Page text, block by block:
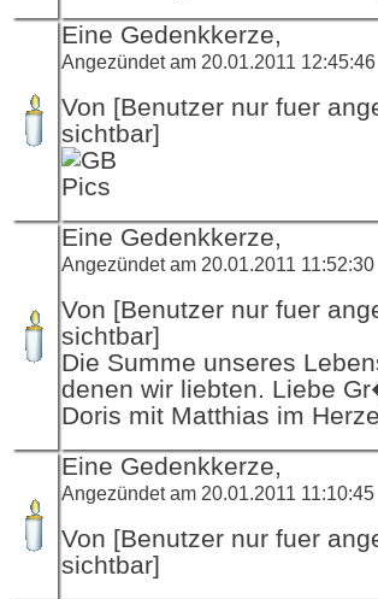
Eine Gedenkkerze,
Angezündet am 20.01.2011 12:45:46
Von [Benutzer nur fuer
sichtbar]
Eine Gedenkkerze,
Angezündet am 20.01.2011 11:52:30
Von [Benutzer nur fuer
sichtbar]
Die Summe unseres
denen wir liebten. Liebe
Doris mit Matthias im
Eine Gedenkkerze,
Angezündet am 20.01.2011 11:10:45
Von [Benutzer nur fuer
sichtbar]